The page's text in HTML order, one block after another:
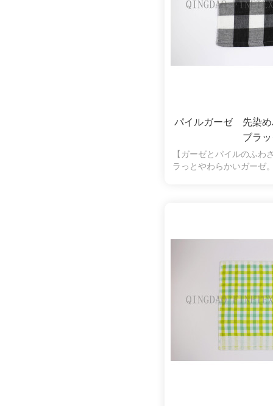
パイルガーゼ 先染
ブラ
【ガーゼとパイルのふわ
ラっとやわらかいガーゼ